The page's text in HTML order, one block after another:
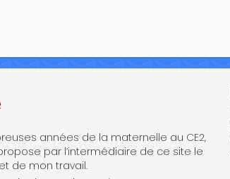
années de la maternelle au CE2,
par l’intermédiaire de ce site le
de mon travail.